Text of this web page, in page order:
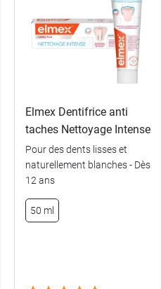
Elmex Dentifrice anti
taches Nettoyage Intense
Pour des dents lisses et
naturellement blanches - Dès
12 ans
50 ml